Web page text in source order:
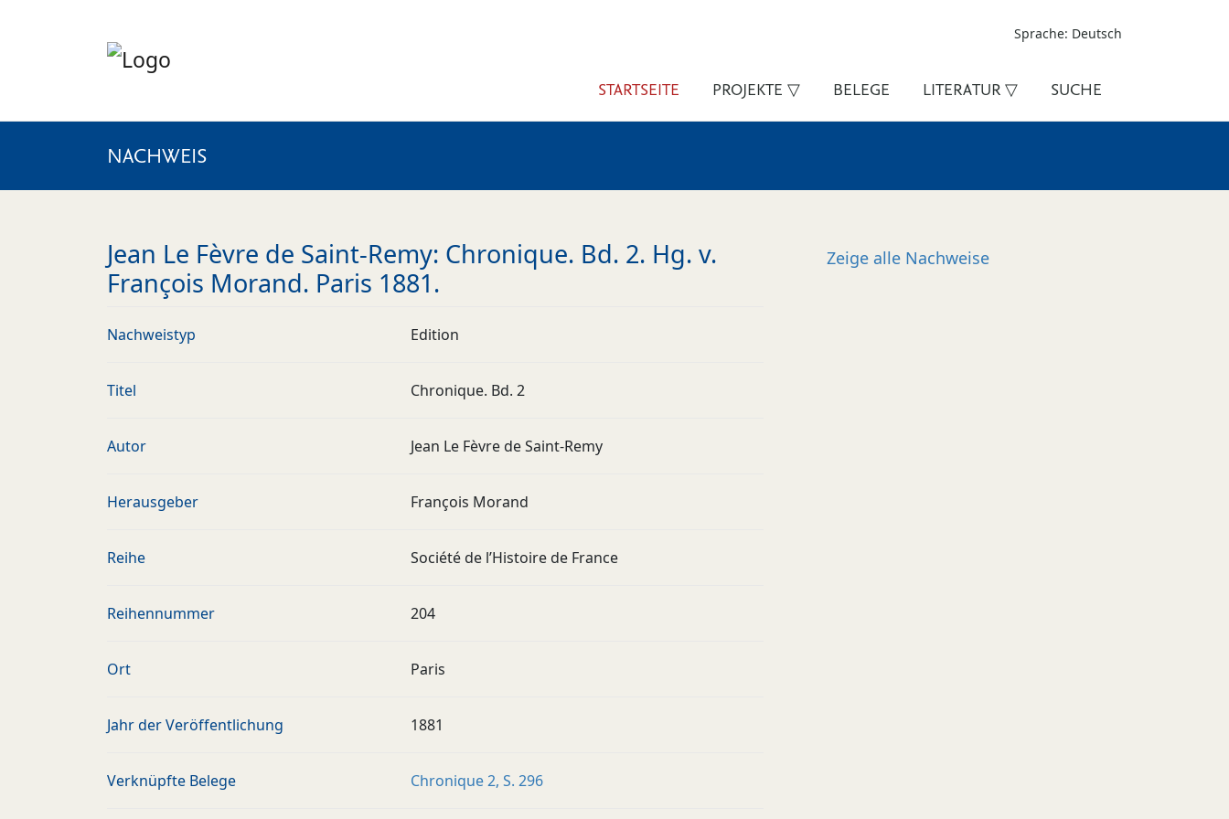
Sprache: Deutsch
STARTSEITE PROJEKTE ▽ BELEGE LITERATUR ▽ SUCHE
NACHWEIS
Jean Le Fèvre de Saint-Remy: Chronique. Bd. 2. Hg. v.
François Morand. Paris 1881.
Nachweistyp Edition
Titel Chronique. Bd. 2
Autor Jean Le Fèvre de Saint-Remy
Herausgeber François Morand
Reihe Société de l’Histoire de France
Reihennummer 204
Ort Paris
Jahr der Veröffentlichung 1881
Verknüpfte Belege Chronique 2, S. 296
Zeige alle Nachweise